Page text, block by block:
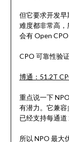
但它要求开发
难度都非常高
会有 Open CPO
CPO 可靠性验
博通：51.2T
重点说一下
有潜力。它兼
已经支持每通道
所以 NPO 最大